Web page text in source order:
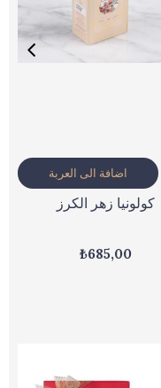
كولونيا زهر الكرز
₺685,00
اضافة الى العربة